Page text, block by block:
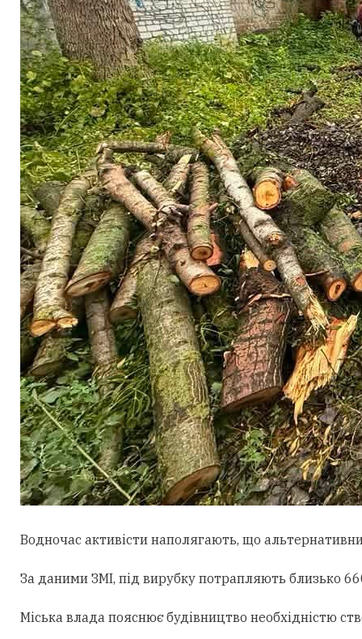
Водночас активісти наполягають, що
За даними ЗМІ, під вирубку потрапляють близько
Міська влада пояснює будівництво необхідністю